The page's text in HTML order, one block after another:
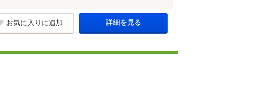
お気に入りに追加 詳細を見る